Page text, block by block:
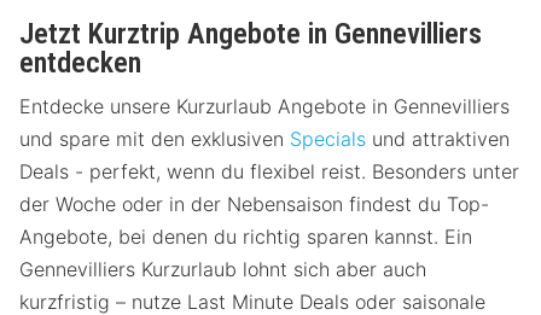
Jetzt Kurztrip Angebote in Gennevilliers
entdecken
Entdecke unsere Kurzurlaub Angebote in Gennevilliers
und spare mit den exklusiven Specials und attraktiven
Deals - perfekt, wenn du flexibel reist. Besonders unter
der Woche oder in der Nebensaison findest du Top-
Angebote, bei denen du richtig sparen kannst. Ein
Gennevilliers Kurzurlaub lohnt sich aber auch
kurzfristig – nutze Last Minute Deals oder saisonale